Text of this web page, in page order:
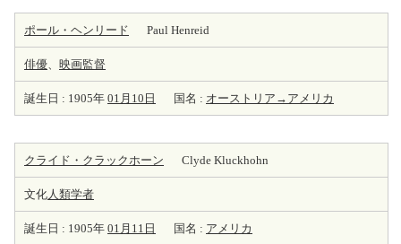
ポール・ヘンリード Paul Henreid
俳優、 映画監督
誕生日 : 1905年 01月10日 国名 : オーストリア→アメリカ
クライド・クラックホーン Clyde Kluckhohn
文化人類学者
誕生日 : 1905年 01月11日 国名 : アメリカ